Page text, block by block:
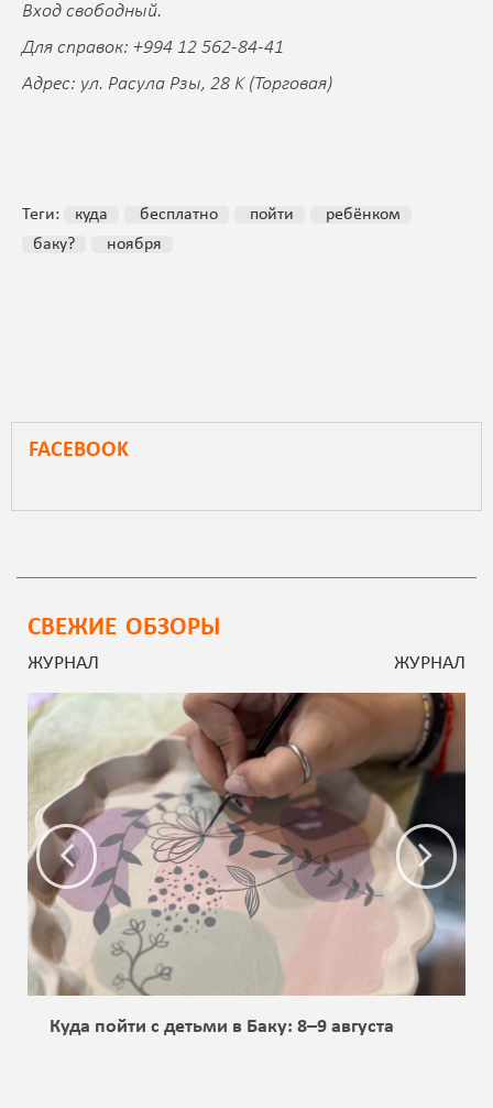
Вход свободный.
Для справок: +994 12 562-84-41
Адрес: ул. Расула Рзы, 28 K (Торговая)
Теги: куда бесплатно пойти
ребёнком
баку?
ноября
FACEBOOK
СВЕЖИЕ ОБЗОРЫ
ЖУРНАЛ ЖУРНАЛ
Куда пойти с детьми в Баку: 8–9 августа